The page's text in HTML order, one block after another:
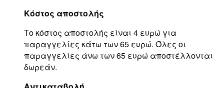
Κόστος αποστολής
Το κόστος αποστολής είναι 4 ευρώ για
παραγγελίες κάτω των 65 ευρώ. Όλες οι
παραγγελίες άνω των 65 ευρώ αποστέλλονται
δωρεάν.